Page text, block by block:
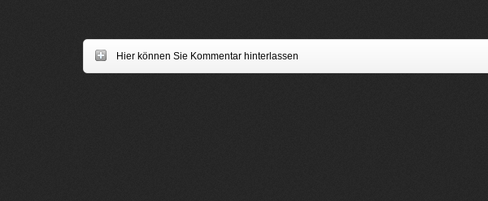
Hier können Sie Kommentar hinterlassen